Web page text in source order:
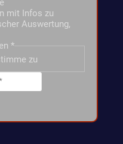
mit Infos zu
Auswertung,
*
zu